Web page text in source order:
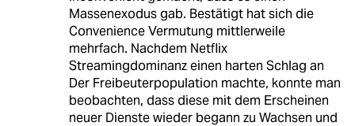
Massenexodus gab. Bestätigt hat sich die
Convenience Vermutung mittlerweile
mehrfach. Nachdem Netflix
Streamingdominanz einen harten Schlag an
Der Freibeuterpopulation machte, konnte man
beobachten, dass diese mit dem Erscheinen
neuer Dienste wieder begann zu Wachsen und